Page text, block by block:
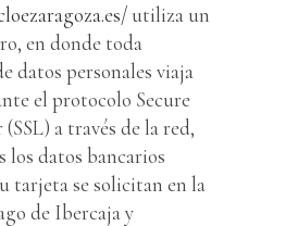
utiliza un
en donde toda
datos personales viaja
el protocolo Secure
a través de la red,
los datos bancarios
tarjeta se solicitan en la
de Ibercaja y